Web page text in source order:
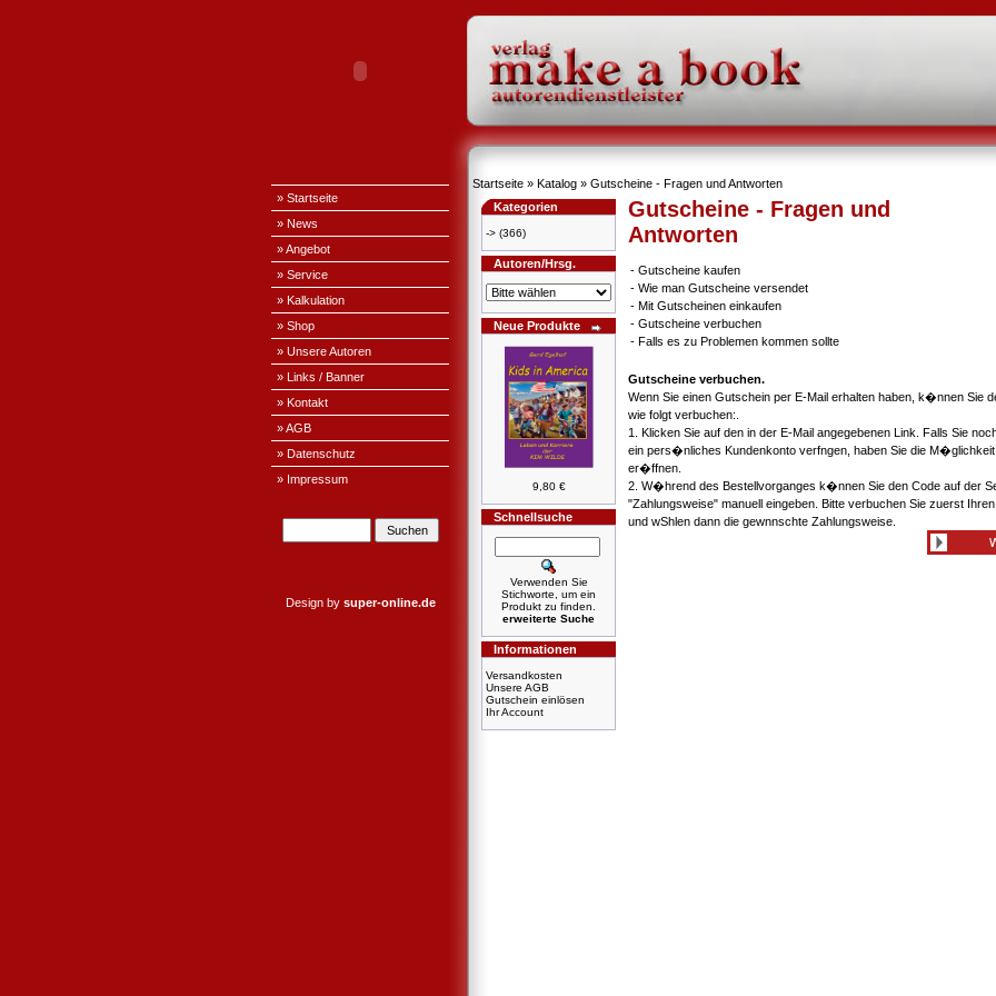
» Startseite
» News
» Angebot
» Service
» Kalkulation
» Shop
» Unsere Autoren
» Links / Banner
» Kontakt
» AGB
» Datenschutz
» Impressum
Design by super-online.de
Startseite » Katalog » Gutscheine - Fragen und Antworten
Kategorien
-> (366)
Autoren/Hrsg.
Neue Produkte
9,80 €
Schnellsuche
Verwenden Sie
Stichworte, um ein
Produkt zu finden.
erweiterte Suche
Informationen
Versandkosten
Unsere AGB
Gutschein einlösen
Ihr Account
Gutscheine - Fragen und
Antworten
- Gutscheine kaufen
- Wie man Gutscheine versendet
- Mit Gutscheinen einkaufen
- Gutscheine verbuchen
- Falls es zu Problemen kommen sollte
Gutscheine verbuchen.
Wenn Sie einen Gutschein per E-Mail erhalten haben, k�nnen Sie
wie folgt verbuchen:.
1. Klicken Sie auf den in der E-Mail angegebenen Link. Falls Sie
ein pers�nliches Kundenkonto verfngen, haben Sie die
er�ffnen.
2. W�hrend des Bestellvorganges k�nnen Sie den Code auf der
"Zahlungsweise" manuell eingeben. Bitte verbuchen Sie zuerst
und wShlen dann die gewnnschte Zahlungsweise.